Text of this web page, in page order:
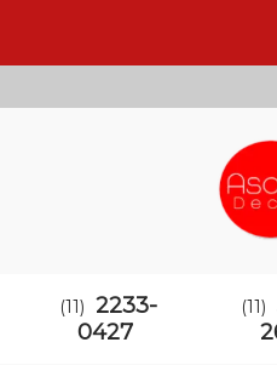
(11) 2233-
0427
(11)